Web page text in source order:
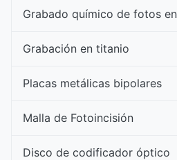
Grabado químico de fotos
Grabación en titanio
Placas metálicas bipolares
Malla de Fotoincisión
Disco de codificador óptico